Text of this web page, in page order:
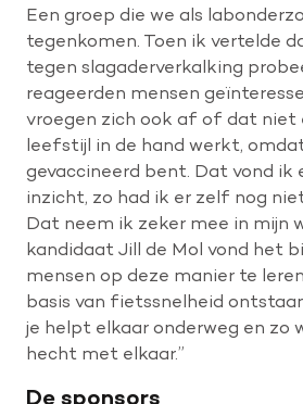
Een groep die we als
tegenkomen. Toen ik vertelde
tegen slagaderverkalking
reageerden mensen
vroegen zich ook af of dat niet
leefstijl in de hand werkt,
gevaccineerd bent. Dat vond ik
inzicht, zo had ik er zelf nog
Dat neem ik zeker mee in mijn
kandidaat Jill de Mol vond het
mensen op deze manier te
basis van fietssnelheid
je helpt elkaar onderweg en zo
hecht met elkaar.”
De sponsors